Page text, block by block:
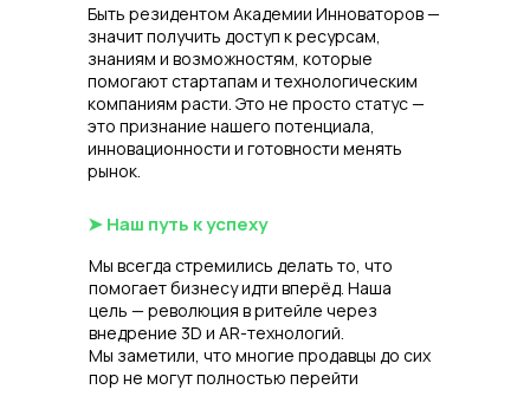
➤Наш путь к успеху
Мы всегда стремились делать то, что
помогает бизнесу идти вперёд. Наша
цель — революция в ритейле через
внедрение 3D и AR-технологий.
Мы заметили, что многие продавцы до сих
пор не могут полностью перейти
Быть резидентом Академии Инноваторов —
значит получить доступ к ресурсам,
знаниям и возможностям, которые
помогают стартапам и технологическим
компаниям расти. Это не просто статус —
это признание нашего потенциала,
инновационности и готовности менять
рынок.